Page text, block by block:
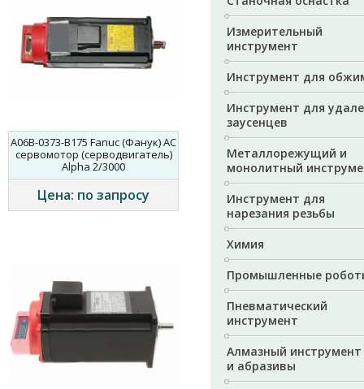
A06B-0373-B175 Fanuc (Фанук) AC
сервомотор (серводвигатель)
Alpha 2/3000
Цена: по запросу
Измерительный
инструмент
Инструмент для
Инструмент для
заусенцев
Металлорежущий и
монолитный
Инструмент для
нарезания резьбы
Химия
Промышленные
Пневматический
инструмент
Алмазный инструмент
и абразивы